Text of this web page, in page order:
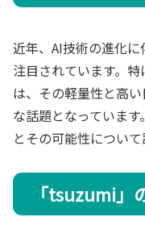
近年、AI技術の進化
注目されています。
は、その軽量性と高
な話題となっていま
とその可能性について
「tsuzumi」